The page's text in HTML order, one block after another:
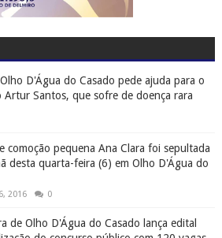
D'Água do Casado pede ajuda para o
Artur Santos, que sofre de doença rara
comoção pequena Ana Clara foi sepultada
desta quarta-feira (6) em Olho D'Água do
2016 0
de Olho D'Água do Casado lança edital